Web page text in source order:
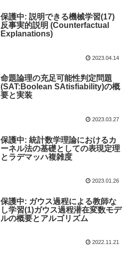
保護中: 説明できる機械学習(17)
反事実的説明 (Counterfactual
Explanations)
2023.04.14
命題論理の充足可能性判定問題
(SAT:Boolean SAtisfiability)の概
要と実装
2023.03.27
保護中: 統計数学理論におけるカ
ーネル法の基礎としての表現定理
とラデマッハ複雑度
2023.01.26
保護中: ガウス過程による教師な
し学習(1)ガウス過程潜在変数モデ
ルの概要とアルゴリズム
2022.11.21